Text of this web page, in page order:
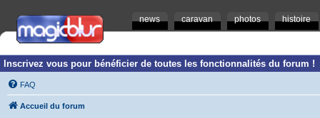
news caravan photos histoire
Inscrivez vous pour bénéficier de toutes les fonctionnalités du forum !
FAQ
Accueil du forum